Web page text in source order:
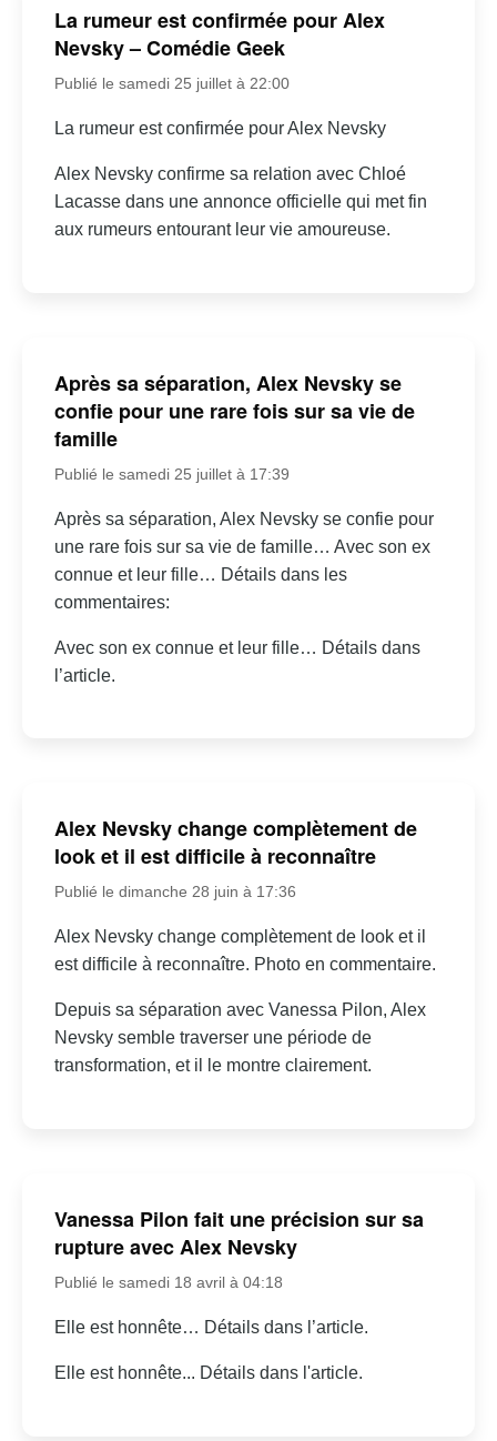
La rumeur est confirmée pour Alex
Nevsky – Comédie Geek
Publié le samedi 25 juillet à 22:00
La rumeur est confirmée pour Alex Nevsky
Alex Nevsky confirme sa relation avec Chloé
Lacasse dans une annonce officielle qui met fin
aux rumeurs entourant leur vie amoureuse.
Après sa séparation, Alex Nevsky se
confie pour une rare fois sur sa vie de
famille
Publié le samedi 25 juillet à 17:39
Après sa séparation, Alex Nevsky se confie pour
une rare fois sur sa vie de famille… Avec son ex
connue et leur fille… Détails dans les
commentaires:
Avec son ex connue et leur fille… Détails dans
l’article.
Alex Nevsky change complètement de
look et il est difficile à reconnaître
Publié le dimanche 28 juin à 17:36
Alex Nevsky change complètement de look et il
est difficile à reconnaître. Photo en commentaire.
Depuis sa séparation avec Vanessa Pilon, Alex
Nevsky semble traverser une période de
transformation, et il le montre clairement.
Vanessa Pilon fait une précision sur sa
rupture avec Alex Nevsky
Publié le samedi 18 avril à 04:18
Elle est honnête… Détails dans l’article.
Elle est honnête... Détails dans l'article.